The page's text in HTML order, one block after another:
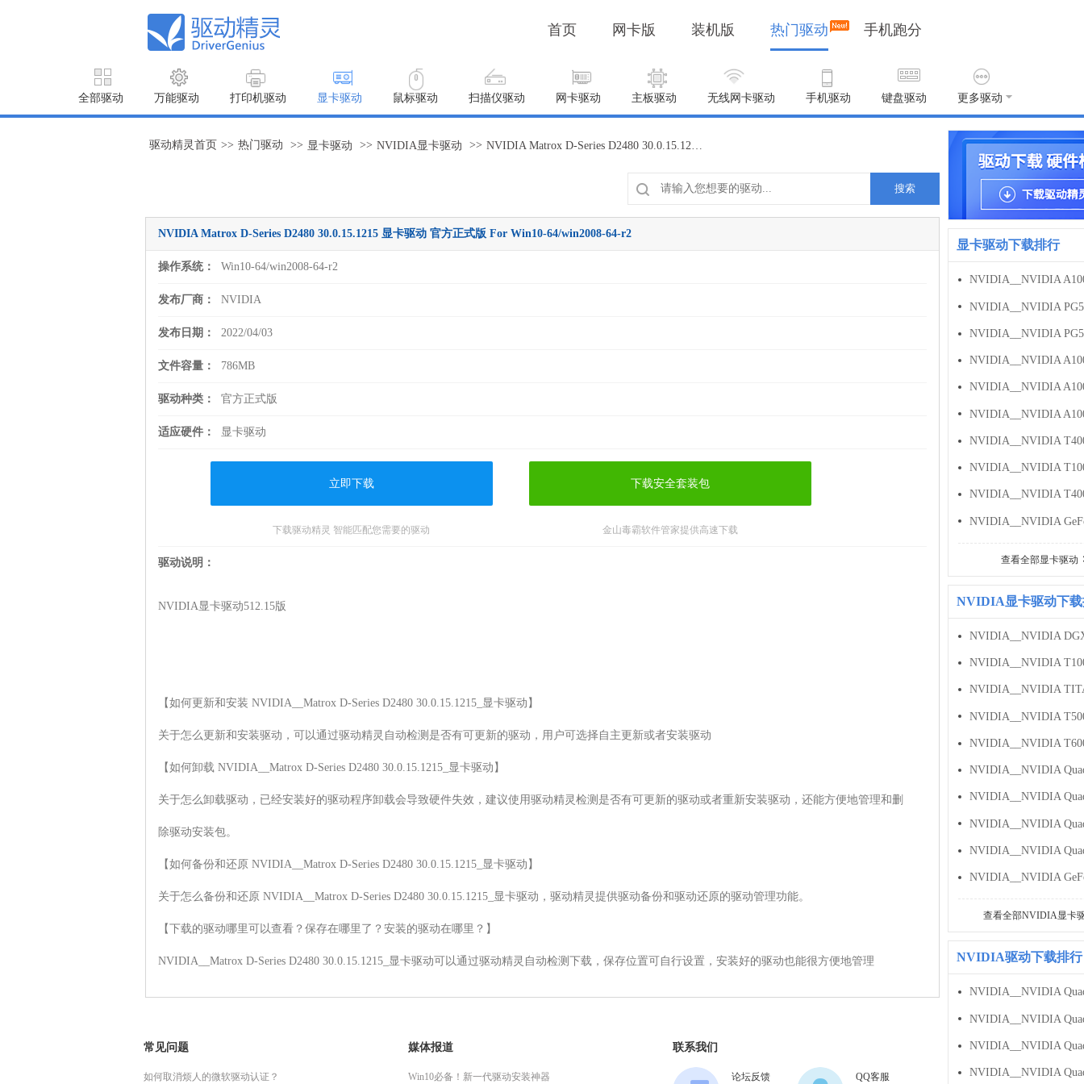
首页 网卡版 装机版 热门驱动 手机跑分
全部驱动 万能驱动 打印机驱动 显卡驱动 鼠标驱动 扫描仪驱动 网卡驱动 主板驱动 无线网卡驱动 手机驱动 键盘驱动 更多驱动
驱动精灵首页 >> 热门驱动 >> 显卡驱动 >> NVIDIA显卡驱动 >>
搜索
NVIDIA Matrox D-Series D2480 30.0.15.1215 显卡驱动 官方正式版 For Win10-64/win2008-64-r2
操作系统： Win10-64/win2008-64-r2
发布厂商： NVIDIA
发布日期： 2022/04/03
文件容量： 786MB
驱动种类： 官方正式版
适应硬件： 显卡驱动
立即下载
下载驱动精灵 智能匹配您需要的驱动
下载安全套装包
金山毒霸软件管家提供高速下载
驱动说明：
NVIDIA显卡驱动512.15版
【如何更新和安装 NVIDIA__Matrox D-Series D2480 30.0.15.1215_显卡驱动】
关于怎么更新和安装驱动，可以通过驱动精灵自动检测是否有可更新的驱动，用户可选择自主更新或者安装驱动
【如何卸载 NVIDIA__Matrox D-Series D2480 30.0.15.1215_显卡驱动】
关于怎么卸载驱动，已经安装好的驱动程序卸载会导致硬件失效，建议使用驱动精灵检测是否有可更新的驱动或者重新安装驱动，还能方便地管理和删
除驱动安装包。
【如何备份和还原 NVIDIA__Matrox D-Series D2480 30.0.15.1215_显卡驱动】
关于怎么备份和还原 NVIDIA__Matrox D-Series D2480 30.0.15.1215_显卡驱动，驱动精灵提供驱动备份和驱动还原的驱动管理功能。
【下载的驱动哪里可以查看？保存在哪里了？安装的驱动在哪里？】
NVIDIA__Matrox D-Series D2480 30.0.15.1215_显卡驱动可以通过驱动精灵自动检测下载，保存位置可自行设置，安装好的驱动也能很方便地管理
显卡驱动下载排行
查看全部显卡驱动
NVIDIA显卡驱动下载
查看全部NVIDIA显卡
NVIDIA驱动下载排行
常见问题
如何取消烦人的微软驱动认证？
媒体报道
Win10必备！新一代驱动安装神器
联系我们
论坛反馈 QQ客服